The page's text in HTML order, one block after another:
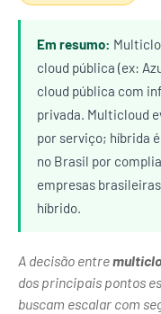
Em resumo:
cloud pública (ex:
cloud pública com
privada. Multicloud
por serviço; híbrida
no Brasil por
empresas
híbrido.
A decisão entre
dos principais pontos
buscam escalar com